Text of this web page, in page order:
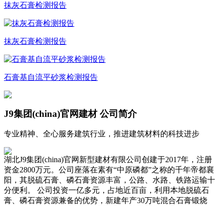
抹灰石膏检测报告
抹灰石膏检测报告
石膏基自流平砂浆检测报告
J9集团(china)官网建材公司简介
专业精神、全心服务建筑行业，推进建筑材料的科技进步
湖北J9集团(china)官网新型建材有限公司创建于2017年，注册
资金2800万元。公司座落在素有“中原磷都”之称的千年帝都襄
阳，其脱硫石膏、磷石膏资源丰富，公路、水路、铁路运输十
分便利。 公司投资一亿多元，占地近百亩，利用本地脱硫石
膏、磷石膏资源兼备的优势，新建年产30万吨混合石膏锻烧